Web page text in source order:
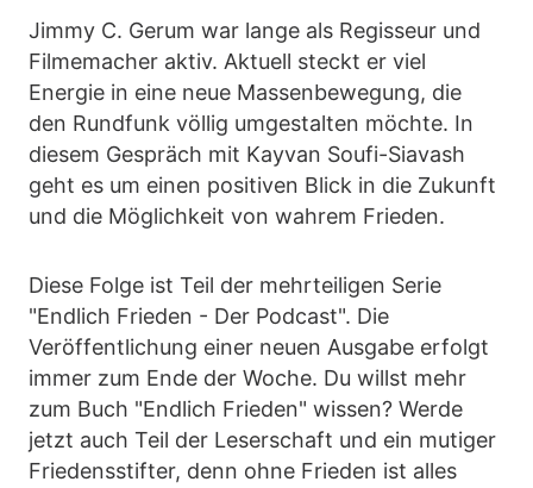
Jimmy C. Gerum war lange als Regisseur und
Filmemacher aktiv. Aktuell steckt er viel
Energie in eine neue Massenbewegung, die
den Rundfunk völlig umgestalten möchte. In
diesem Gespräch mit Kayvan Soufi-Siavash
geht es um einen positiven Blick in die Zukunft
und die Möglichkeit von wahrem Frieden.
Diese Folge ist Teil der mehrteiligen Serie
"Endlich Frieden - Der Podcast". Die
Veröffentlichung einer neuen Ausgabe erfolgt
immer zum Ende der Woche. Du willst mehr
zum Buch "Endlich Frieden" wissen? Werde
jetzt auch Teil der Leserschaft und ein mutiger
Friedensstifter, denn ohne Frieden ist alles